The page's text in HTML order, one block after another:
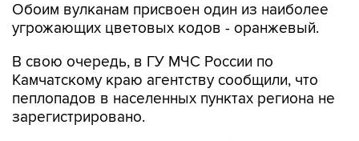
Обоим вулканам присвоен один из наиболее
угрожающих цветовых кодов - оранжевый.
В свою очередь, в ГУ МЧС России по
Камчатскому краю агентству сообщили, что
пеплопадов в населенных пунктах региона не
зарегистрировано.